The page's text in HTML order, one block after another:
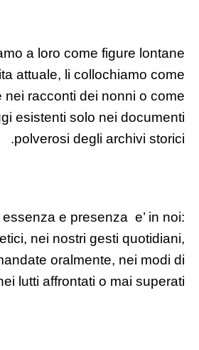
a loro come figure lontane
attuale, li collochiamo come
nei racconti dei nonni o come
esistenti solo nei documenti
polverosi degli archivi storici.
e presenza e’ in noi:
nei nostri gesti quotidiani,
oralmente, nei modi di
lutti affrontati o mai superati.